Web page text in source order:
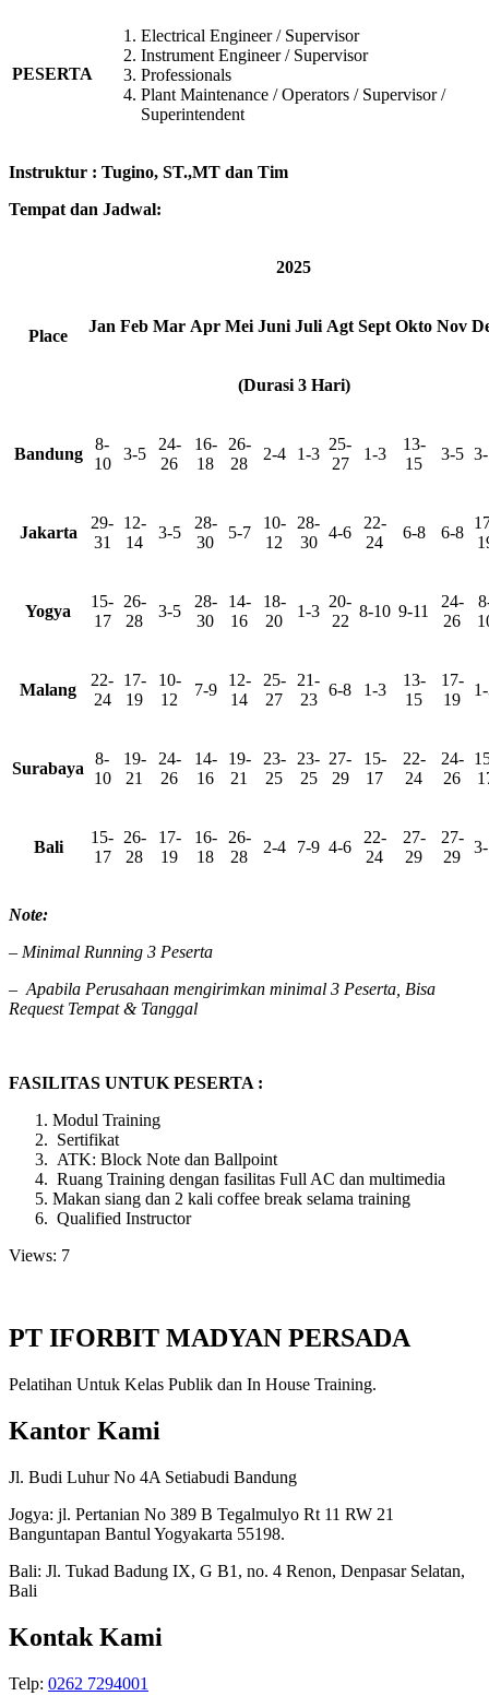
PESERTA
Electrical Engineer / Supervisor
Instrument Engineer / Supervisor
Professionals
Plant Maintenance / Operators / Supervisor /
Superintendent
Instruktur : Tugino, ST.,MT dan Tim
Tempat dan Jadwal:
Place
2025
Jan Feb Mar Apr Mei Juni Juli Agt Sept Okto Nov
(Durasi 3 Hari)
Bandung
8-
10
3-5
24-
26
16-
18
26-
28
2-4 1-3
25-
27
1-3
13-
15
3-5
Jakarta
29-
31
12-
14
3-5
28-
30
5-7
10-
12
28-
30
4-6
22-
24
6-8 6-8
Yogya
15-
17
26-
28
3-5
28-
30
14-
16
18-
20
1-3
20-
22
8-10 9-11
24-
26
Malang
22-
24
17-
19
10-
12
7-9
12-
14
25-
27
21-
23
6-8 1-3
13-
15
17-
19
Surabaya
8-
10
19-
21
24-
26
14-
16
19-
21
23-
25
23-
25
27-
29
15-
17
22-
24
24-
26
Bali
15-
17
26-
28
17-
19
16-
18
26-
28
2-4 7-9 4-6
22-
24
27-
29
27-
29
Note:
– Minimal Running 3 Peserta
– Apabila Perusahaan mengirimkan minimal 3 Peserta, Bisa
Request Tempat & Tanggal
FASILITAS UNTUK PESERTA :
Modul Training
Sertifikat
ATK: Block Note dan Ballpoint
Ruang Training dengan fasilitas Full AC dan multimedia
Makan siang dan 2 kali coffee break selama training
Qualified Instructor
Views: 7
PT IFORBIT MADYAN PERSADA
Pelatihan Untuk Kelas Publik dan In House Training.
Kantor Kami
Jl. Budi Luhur No 4A Setiabudi Bandung
Jogya: jl. Pertanian No 389 B Tegalmulyo Rt 11 RW 21
Banguntapan Bantul Yogyakarta 55198.
Bali: Jl. Tukad Badung IX, G B1, no. 4 Renon, Denpasar Selatan,
Bali
Kontak Kami
Telp: 0262 7294001